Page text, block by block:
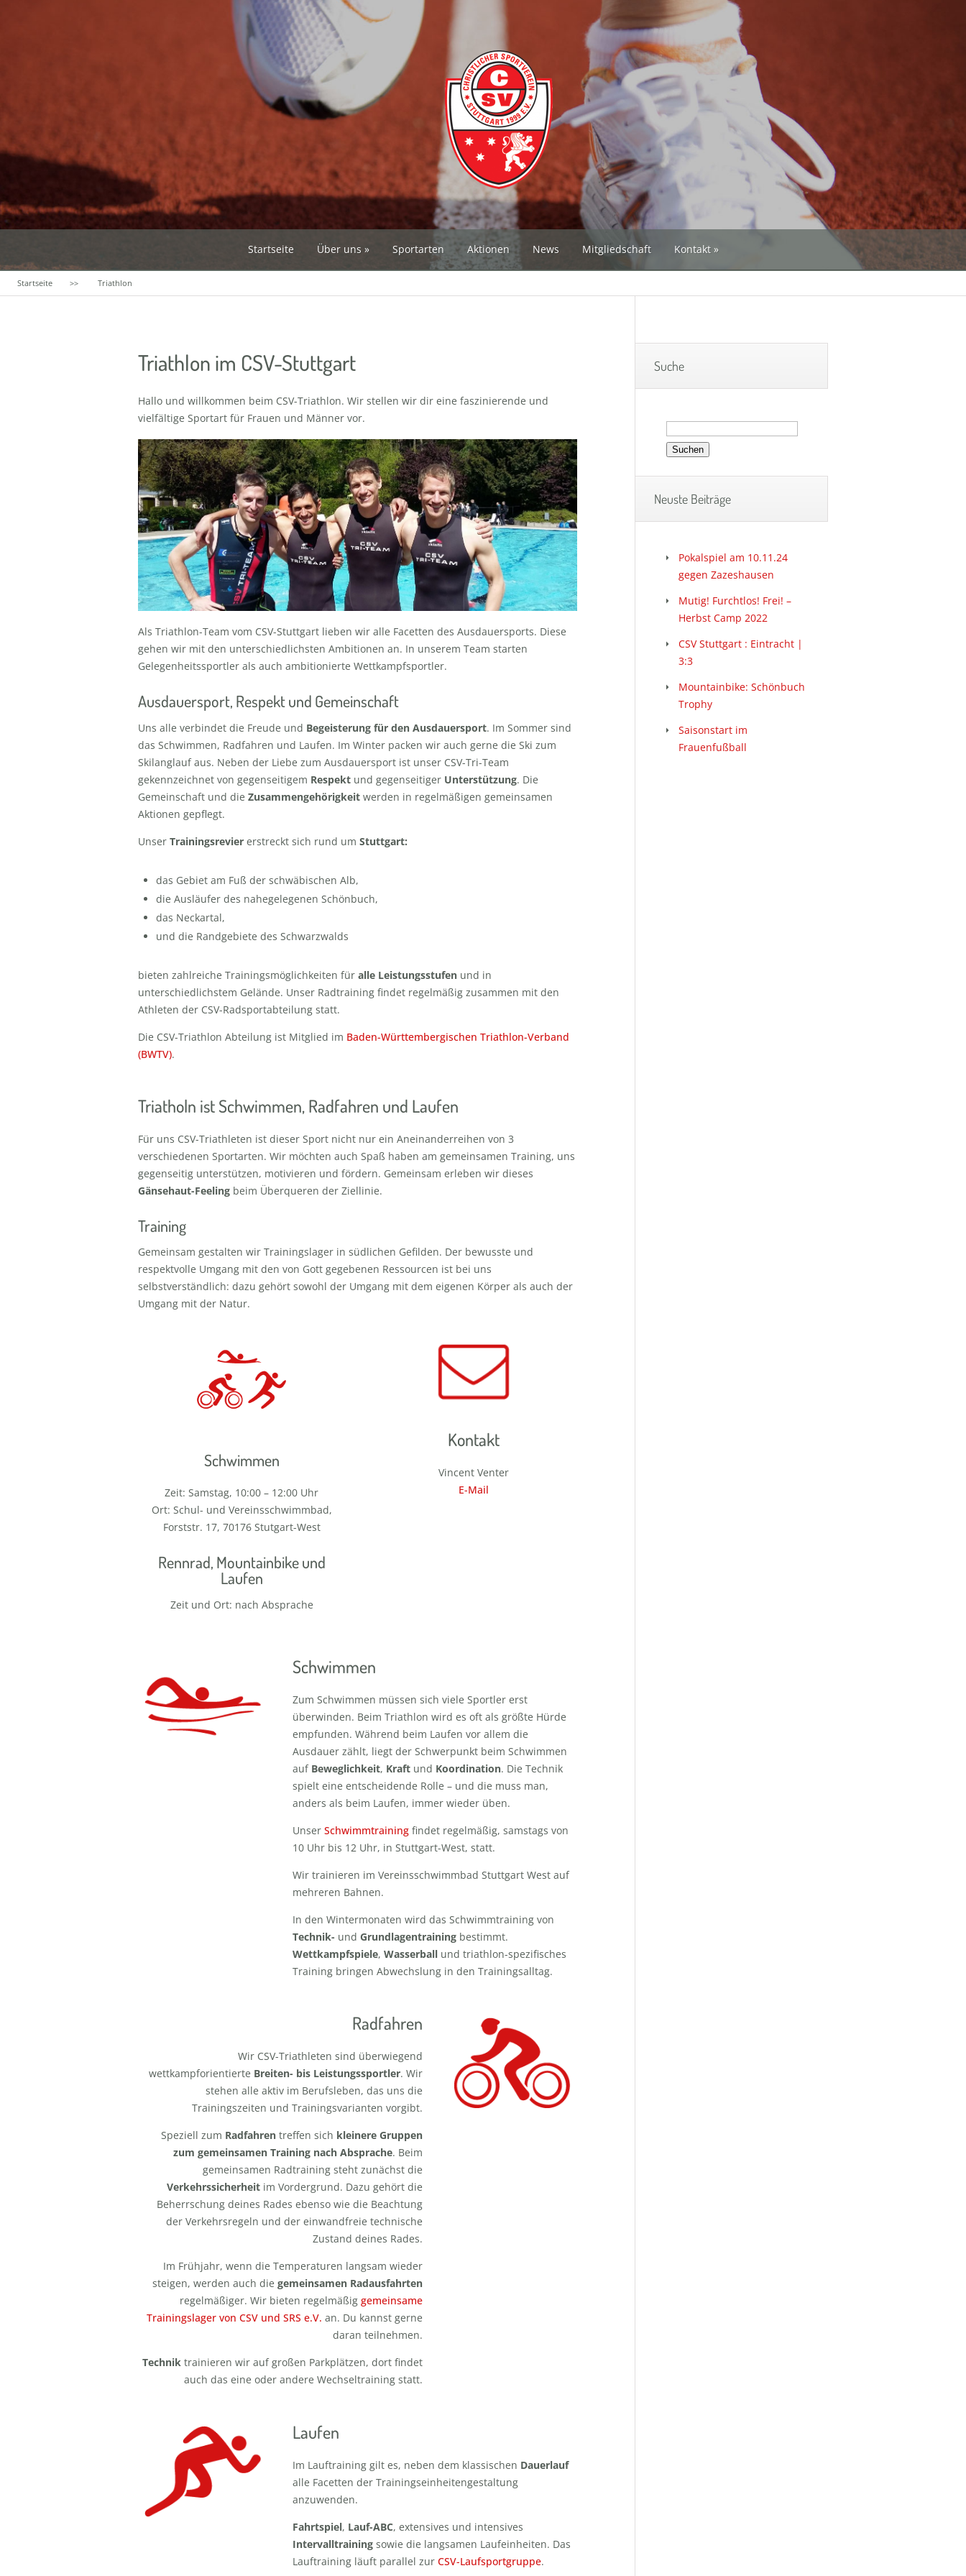
Startseite Über uns Sportarten Aktionen News Mitgliedschaft Kontakt
Startseite Triathlon
Triathlon im CSV-Stuttgart
Hallo und willkommen beim CSV-Triathlon. Wir stellen wir dir eine faszinierende und
vielfältige Sportart für Frauen und Männer vor.
Als Triathlon-Team vom CSV-Stuttgart lieben wir alle Facetten des Ausdauersports. Diese
gehen wir mit den unterschiedlichsten Ambitionen an. In unserem Team starten
Gelegenheitssportler als auch ambitionierte Wettkampfsportler.
Ausdauersport, Respekt und Gemeinschaft
Uns alle verbindet die Freude und Begeisterung für den Ausdauersport. Im Sommer sind
das Schwimmen, Radfahren und Laufen. Im Winter packen wir auch gerne die Ski zum
Skilanglauf aus. Neben der Liebe zum Ausdauersport ist unser CSV-Tri-Team
gekennzeichnet von gegenseitigem Respekt und gegenseitiger Unterstützung. Die
Gemeinschaft und die Zusammengehörigkeit werden in regelmäßigen gemeinsamen
Aktionen gepflegt.
Unser Trainingsrevier erstreckt sich rund um Stuttgart:
das Gebiet am Fuß der schwäbischen Alb,
die Ausläufer des nahegelegenen Schönbuch,
das Neckartal,
und die Randgebiete des Schwarzwalds
bieten zahlreiche Trainingsmöglichkeiten für alle Leistungsstufen und in
unterschiedlichstem Gelände. Unser Radtraining findet regelmäßig zusammen mit den
Athleten der CSV-Radsportabteilung statt.
Die CSV-Triathlon Abteilung ist Mitglied im Baden-Württembergischen Triathlon-Verband
(BWTV).
Triatholn ist Schwimmen, Radfahren und Laufen
Für uns CSV-Triathleten ist dieser Sport nicht nur ein Aneinanderreihen von 3
verschiedenen Sportarten. Wir möchten auch Spaß haben am gemeinsamen Training, uns
gegenseitig unterstützen, motivieren und fördern. Gemeinsam erleben wir dieses
Gänsehaut-Feeling beim Überqueren der Ziellinie.
Training
Gemeinsam gestalten wir Trainingslager in südlichen Gefilden. Der bewusste und
respektvolle Umgang mit den von Gott gegebenen Ressourcen ist bei uns
selbstverständlich: dazu gehört sowohl der Umgang mit dem eigenen Körper als auch der
Umgang mit der Natur.
Schwimmen
Zeit: Samstag, 10:00 – 12:00 Uhr
Ort: Schul- und Vereinsschwimmbad,
Forststr. 17, 70176 Stutgart-West
Rennrad, Mountainbike und
Laufen
Zeit und Ort: nach Absprache
Kontakt
Vincent Venter
E-Mail
Schwimmen
Zum Schwimmen müssen sich viele Sportler erst
überwinden. Beim Triathlon wird es oft als größte Hürde
empfunden. Während beim Laufen vor allem die
Ausdauer zählt, liegt der Schwerpunkt beim Schwimmen
auf Beweglichkeit, Kraftund Koordination. Die Technik
spielt eine entscheidende Rolle – und die muss man,
anders als beim Laufen, immer wieder üben.
Unser Schwimmtrainingfindet regelmäßig, samstags von
10 Uhr bis 12 Uhr, in Stuttgart-West, statt.
Wir trainieren im Vereinsschwimmbad Stuttgart West auf
mehreren Bahnen.
In den Wintermonaten wird das Schwimmtraining von
Technik- und Grundlagentrainingbestimmt.
Wettkampfspiele, Wasserballund triathlon-spezifisches
Training bringen Abwechslung in den Trainingsalltag.
Radfahren
Wir CSV-Triathleten sind überwiegend
wettkampforientierte Breiten- bis Leistungssportler. Wir
stehen alle aktiv im Berufsleben, das uns die
Trainingszeiten und Trainingsvarianten vorgibt.
Speziell zum Radfahren treffen sich kleinere Gruppen
zum gemeinsamen Training nach Absprache. Beim
gemeinsamen Radtraining steht zunächst die
Verkehrssicherheit im Vordergrund. Dazu gehört die
Beherrschung deines Rades ebenso wie die Beachtung
der Verkehrsregeln und der einwandfreie technische
Zustand deines Rades.
Im Frühjahr, wenn die Temperaturen langsam wieder
steigen, werden auch diegemeinsamen Radausfahrten
regelmäßiger. Wir bieten regelmäßiggemeinsame
Trainingslager von CSV und SRS e.V. an. Du kannst gerne
daran teilnehmen.
Technik trainieren wir auf großen Parkplätzen, dort findet
auch das eine oder andere Wechseltraining statt.
Laufen
Im Lauftraining gilt es, neben dem klassischen Dauerlauf
alle Facetten der Trainingseinheitengestaltung
anzuwenden.
Fahrtspiel, Lauf-ABC, extensives und intensives
Intervalltrainingsowie die langsamen Laufeinheiten. Das
Lauftraining läuft parallel zur CSV-Laufsportgruppe.
Suche
Suchen
nach:
Neuste Beiträge
Pokalspiel am 10.11.24
gegen Zazeshausen
Mutig! Furchtlos! Frei! –
Herbst Camp 2022
CSV Stuttgart : Eintracht |
3:3
Mountainbike: Schönbuch
Trophy
Saisonstart im
Frauenfußball